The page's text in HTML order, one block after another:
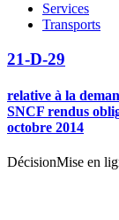
Services
Transports
21-D-29
relative à la
SNCF rendus
octobre 2014
DécisionMise en